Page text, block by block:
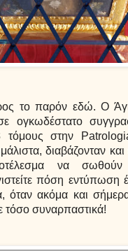
το παρόν εδώ. Ο
ογκωδέστατο
τόμους στην
διαβάζονταν και
να σωθούν
πόση εντύπωση
όταν ακόμα και
τόσο συναρπαστικά!